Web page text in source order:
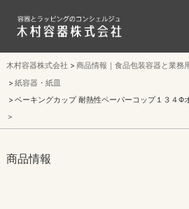
木村容器株式会社
商品情報｜食品包装容器と業務
紙容器・紙皿
ベーキングカップ 耐熱性ペーパーコップ１３４Φ
＞
商品情報